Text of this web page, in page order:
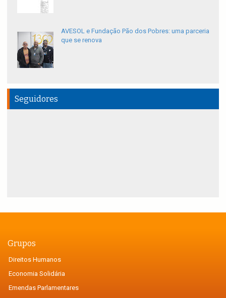
AVESOL e Fundação Pão dos Pobres: uma parceria
que se renova
Seguidores
Grupos
Direitos Humanos
Economia Solidária
Emendas Parlamentares